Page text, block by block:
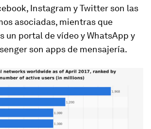
Instagram y Twitter son las
asociadas, mientras que
un portal de vídeo y WhatsApp y
son apps de mensajería.